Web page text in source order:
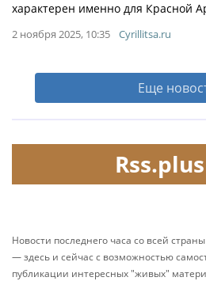
характерен именно для Красной
2 ноября 2025, 10:35 Cyrillitsa.ru
Еще
Rss.plus
Новости последнего часа со всей
— здесь и сейчас с возможностью
публикации интересных "живых"